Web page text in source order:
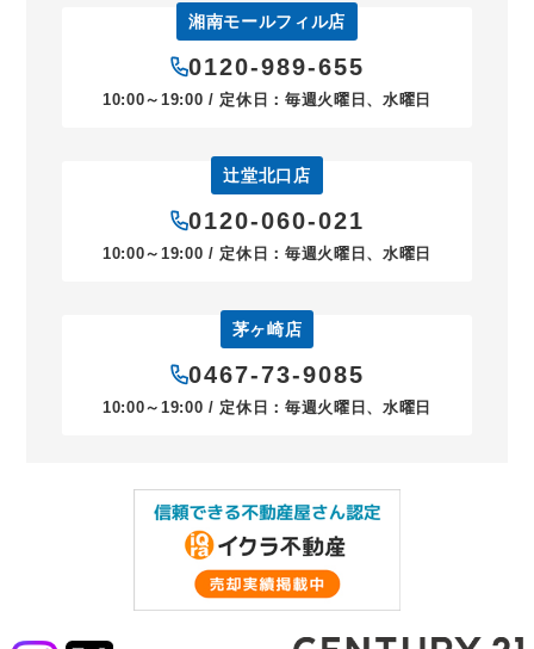
湘南モールフィル店
0120-989-655
10:00～19:00 / 定休日：毎週火曜日、水曜日
辻堂北口店
0120-060-021
10:00～19:00 / 定休日：毎週火曜日、水曜日
茅ヶ崎店
0467-73-9085
10:00～19:00 / 定休日：毎週火曜日、水曜日